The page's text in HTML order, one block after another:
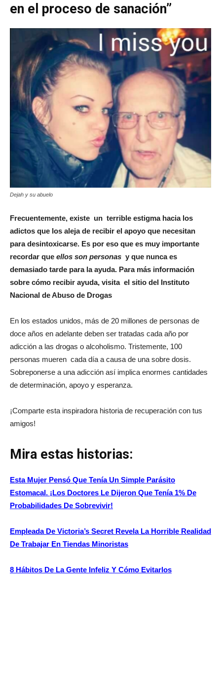
en el proceso de sanación”
Dejah y su abuelo
Frecuentemente, existe un terrible estigma hacia los
adictos que los aleja de recibir el apoyo que necesitan
para desintoxicarse. Es por eso que es muy importante
recordar que ellos son personas y que nunca es
demasiado tarde para la ayuda. Para más información
sobre cómo recibir ayuda, visita el sitio del Instituto
Nacional de Abuso de Drogas
En los estados unidos, más de 20 millones de personas de
doce años en adelante deben ser tratadas cada año por
adicción a las drogas o alcoholismo. Tristemente, 100
personas mueren cada día a causa de una sobre dosis.
Sobreponerse a una adicción así implica enormes cantidades
de determinación, apoyo y esperanza.
¡Comparte esta inspiradora historia de recuperación con tus
amigos!
Mira estas historias:
Esta Mujer Pensó Que Tenía Un Simple Parásito
Estomacal. ¡Los Doctores Le Dijeron Que Tenía 1% De
Probabilidades De Sobrevivir!
Empleada De Victoria’s Secret Revela La Horrible Realidad
De Trabajar En Tiendas Minoristas
8 Hábitos De La Gente Infeliz Y Cómo Evitarlos